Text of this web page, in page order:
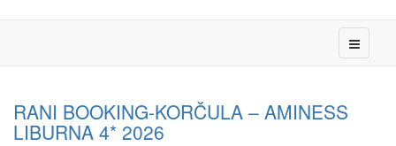
RANI BOOKING-KORČULA – AMINESS
LIBURNA 4* 2026